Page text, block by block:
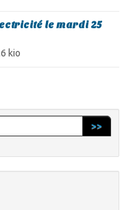
le mardi 25
kio
>>